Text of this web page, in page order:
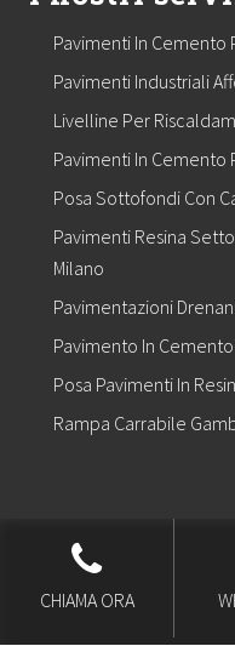
Pavimenti In Cemento
Pavimenti Industriali
Livelline Per
Pavimenti In Cemento
Posa Sottofondi Con
Pavimenti Resina
Milano
Pavimentazioni
Pavimento In
Posa Pavimenti In
Rampa Carrabile
Copyright © 2026 |
CHIAMA ORA